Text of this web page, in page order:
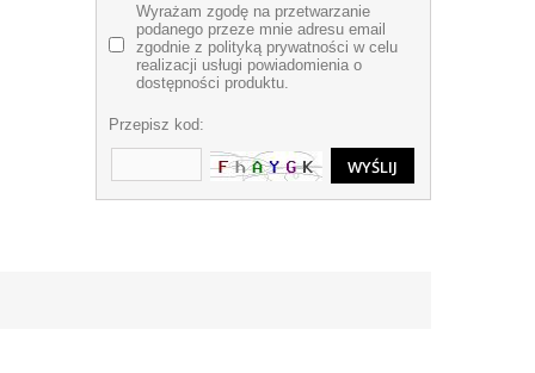
Wyrażam zgodę na przetwarzanie
podanego przeze mnie adresu email
zgodnie z polityką prywatności w celu
realizacji usługi powiadomienia o
dostępności produktu.
Przepisz kod: